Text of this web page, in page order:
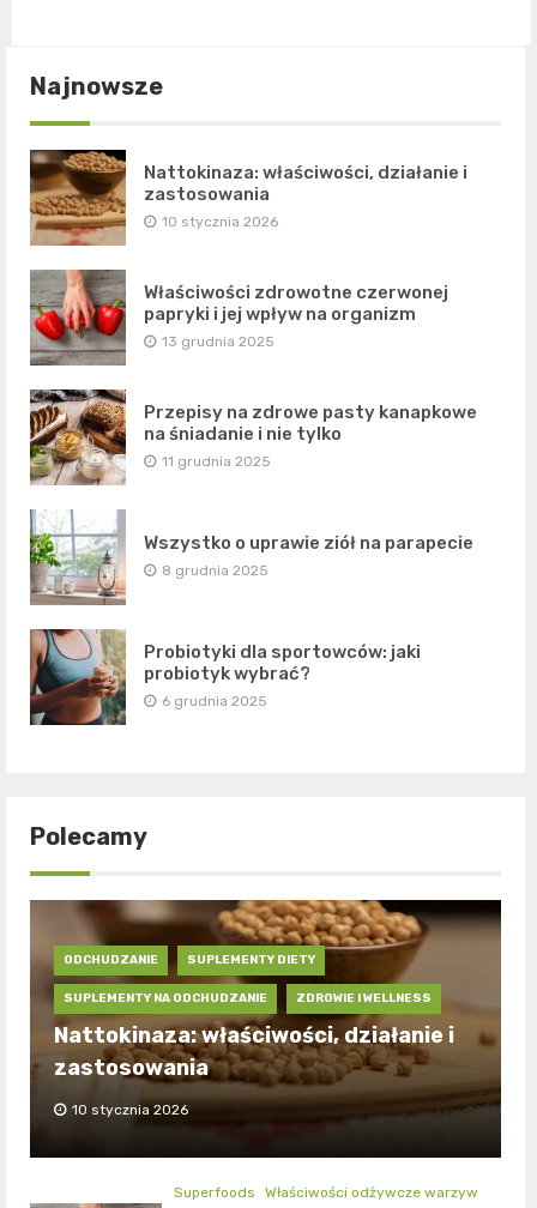
Najnowsze
Nattokinaza: właściwości, działanie i
zastosowania
10 stycznia 2026
Właściwości zdrowotne czerwonej
papryki i jej wpływ na organizm
13 grudnia 2025
Przepisy na zdrowe pasty kanapkowe
na śniadanie i nie tylko
11 grudnia 2025
Wszystko o uprawie ziół na parapecie
8 grudnia 2025
Probiotyki dla sportowców: jaki
probiotyk wybrać?
6 grudnia 2025
Polecamy
ODCHUDZANIE SUPLEMENTY DIETY
SUPLEMENTY NA ODCHUDZANIE ZDROWIE I WELLNESS
Nattokinaza: właściwości, działanie i
zastosowania
10 stycznia 2026
Superfoods
Właściwości odżywcze warzyw